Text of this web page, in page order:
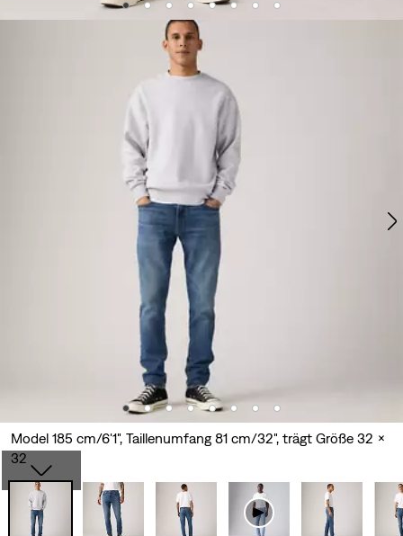
Model 185 cm/6'1", Taillenumfang 81 cm/32", trägt Größe 32 x
32